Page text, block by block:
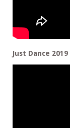
Just Dance 2019